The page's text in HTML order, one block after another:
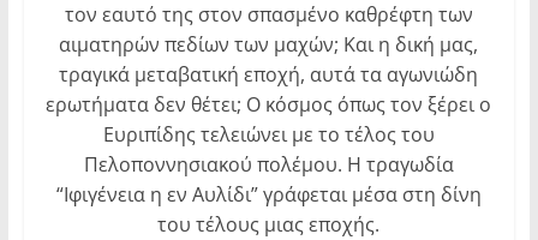
τον εαυτό της στον σπασμένο καθρέφτη των
αιματηρών πεδίων των μαχών; Και η δική μας,
τραγικά μεταβατική εποχή, αυτά τα αγωνιώδη
ερωτήματα δεν θέτει; Ο κόσμος όπως τον ξέρει ο
Ευριπίδης τελειώνει με το τέλος του
Πελοποννησιακού πολέμου. Η τραγωδία
“Ιφιγένεια η εν Αυλίδι” γράφεται μέσα στη δίνη
του τέλους μιας εποχής.